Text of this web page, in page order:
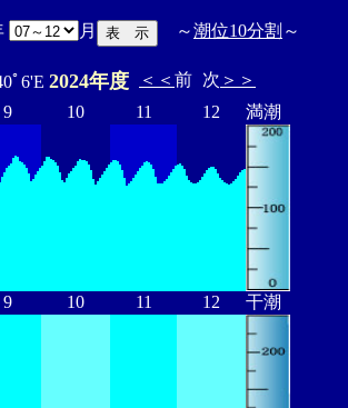
月 ～潮位10分割 ～
ﾟ6'E 2024年度 ＜＜ 前 次 ＞＞
9 10 11 12 満潮
9 10 11 12 干潮